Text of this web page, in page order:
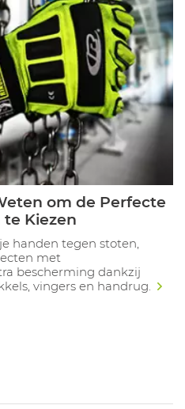
om de Perfecte
Kiezen
handen tegen stoten,
met
bescherming dankzij
vingers en handrug.